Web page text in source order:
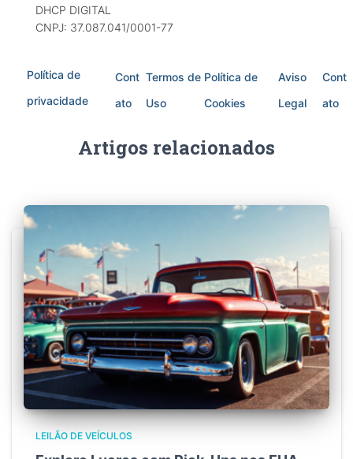
DHCP DIGITAL
CNPJ: 37.087.041/0001-77
Política de
privacidade
Cont
ato
Termos de
Uso
Política de
Cookies
Aviso
Legal
Cont
ato
Artigos relacionados
LEILÃO DE VEÍCULOS